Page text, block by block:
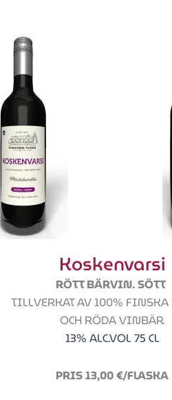
Koskenvarsi
RÖTT BÄRVIN. SÖTT
TILLVERKAT AV 100% FINSKA
OCH RÖDA VINBÄR.
13% ALC.VOL 75 CL
PRIS 13,00 €/FLASKA